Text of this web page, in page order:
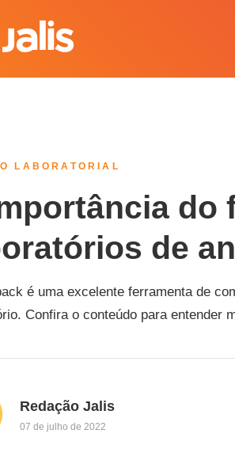
LABORATORIAL
do
de
é uma excelente ferramenta de
Confira o conteúdo para entender
Redação Jalis
07 de julho de 2022